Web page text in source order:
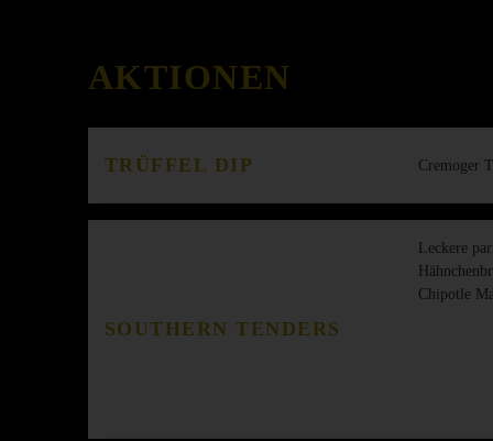
AKTIONEN
TRÜFFEL DIP Cremoger
SOUTHERN TENDERS
Leckere
Chipotle